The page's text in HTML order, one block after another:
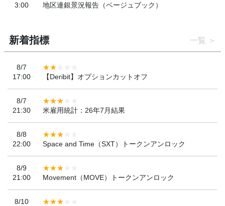
3:00
地区連銀景況報告（ベージュブック）
新着指標 一覧
8/7
17:00
【Deribit】オプションカットオフ
8/7
21:30
米雇用統計：26年7月結果
8/8
22:00
Space and Time（SXT）トークンアンロック
8/9
21:00
Movement（MOVE）トークンアンロック
8/10